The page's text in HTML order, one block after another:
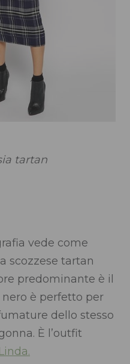
tartan
vede come
scozzese tartan
predominante è il
è perfetto per
dello stesso
È l’outfit